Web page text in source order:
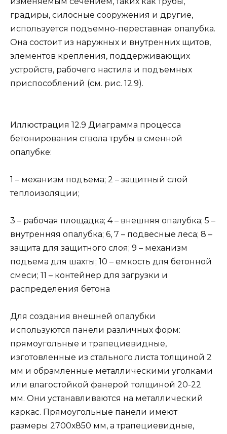
градиры, силосные сооружения и другие,
используется подъемно-переставная опалубка.
Она состоит из наружных и внутренних щитов,
элементов крепления, поддерживающих
устройств, рабочего настила и подъемных
приспособлений (см. рис. 12.9).
Иллюстрация 12.9 Диаграмма процесса
бетонирования ствола трубы в сменной
опалубке:
1 – механизм подъема; 2 – защитный слой
теплоизоляции;
3 – рабочая площадка; 4 – внешняя опалубка; 5 –
внутренняя опалубка; 6, 7 – подвесные леса; 8 –
защита для защитного слоя; 9 – механизм
подъема для шахты; 10 – емкость для бетонной
смеси; 11 – контейнер для загрузки и
распределения бетона
Для создания внешней опалубки
используются панели различных форм:
прямоугольные и трапециевидные,
изготовленные из стального листа толщиной 2
мм и обрамленные металлическими уголками
или влагостойкой фанерой толщиной 20-22
мм. Они устанавливаются на металлический
каркас. Прямоугольные панели имеют
размеры 2700х850 мм, а трапециевидные,